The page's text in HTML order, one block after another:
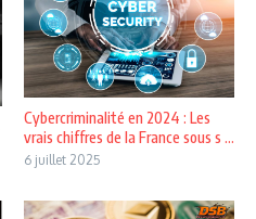
Cybercriminalité en 2024 : Les
vrais chiffres de la France sous s ...
6 juillet 2025